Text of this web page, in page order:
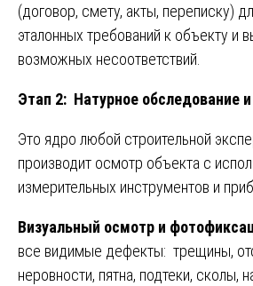
(договор, смету, акты, переписку)
эталонных требований к объекту и
возможных несоответствий.
Этап 2: Натурное обследование
Это ядро любой строительной
производит осмотр объекта с
измерительных инструментов и
Визуальный осмотр и
все видимые дефекты: трещины,
неровности, пятна, подтеки, сколы,